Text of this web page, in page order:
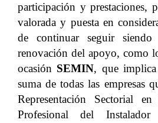
participación y prestaciones,
valorada y puesta en
de continuar seguir siendo
renovación del apoyo, como
ocasión SEMIN, que
suma de todas las empresas
Representación Sectorial
Profesional del